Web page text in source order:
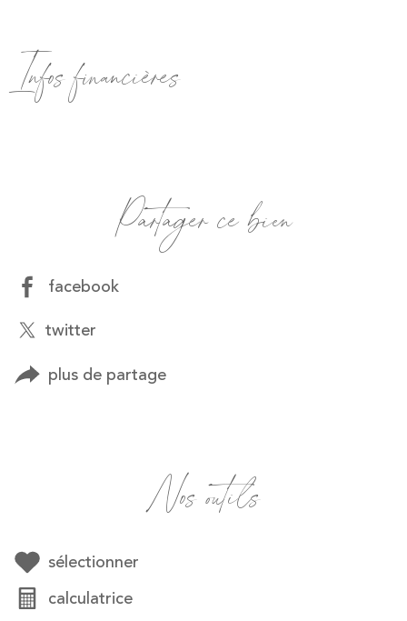
Infos financières
Partager ce bien
facebook
twitter
plus de partage
Nos outils
sélectionner
calculatrice